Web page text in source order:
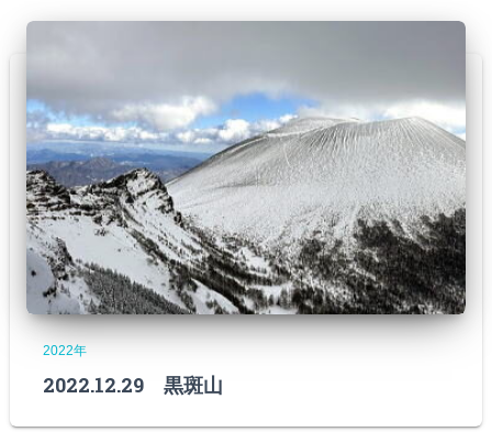
2022年
2022.12.29 黒斑山